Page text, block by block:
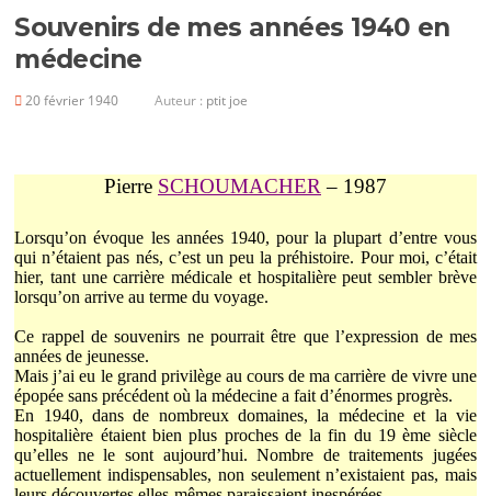
Souvenirs de mes années 1940 en
médecine
20 février 1940 Auteur : ptit joe
Pierre SCHOUMACHER – 1987
Lorsqu’on évoque les années 1940, pour la plupart d’entre vous
qui n’étaient pas nés, c’est un peu la préhistoire. Pour moi, c’était
hier, tant une carrière médicale et hospitalière peut sembler brève
lorsqu’on arrive au terme du voyage.
Ce rappel de souvenirs ne pourrait être que l’expression de mes
années de jeunesse.
Mais j’ai eu le grand privilège au cours de ma carrière de vivre une
épopée sansprécédent où la médecine a fait d’énormes progrès.
En 1940, dans de nombreux domaines, la médecine et la vie
hospitalière étaient bien plus proches de la fin du 19 ème siècle
qu’elles ne le sont aujourd’hui. Nombre de traitements jugées
actuellement indispensables, non seulement n’existaient pas, mais